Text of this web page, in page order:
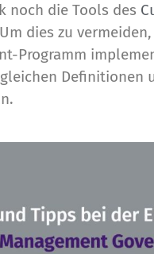
noch die Tools des
dies zu
Programm
Definitionen